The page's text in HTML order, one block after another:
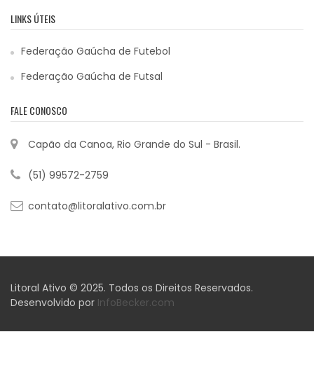
LINKS ÚTEIS
Federação Gaúcha de Futebol
Federação Gaúcha de Futsal
FALE CONOSCO
Capão da Canoa, Rio Grande do Sul - Brasil.
(51) 99572-2759
contato@litoralativo.com.br
Litoral Ativo © 2025. Todos os Direitos Reservados.
Desenvolvido por InfoBecker.com